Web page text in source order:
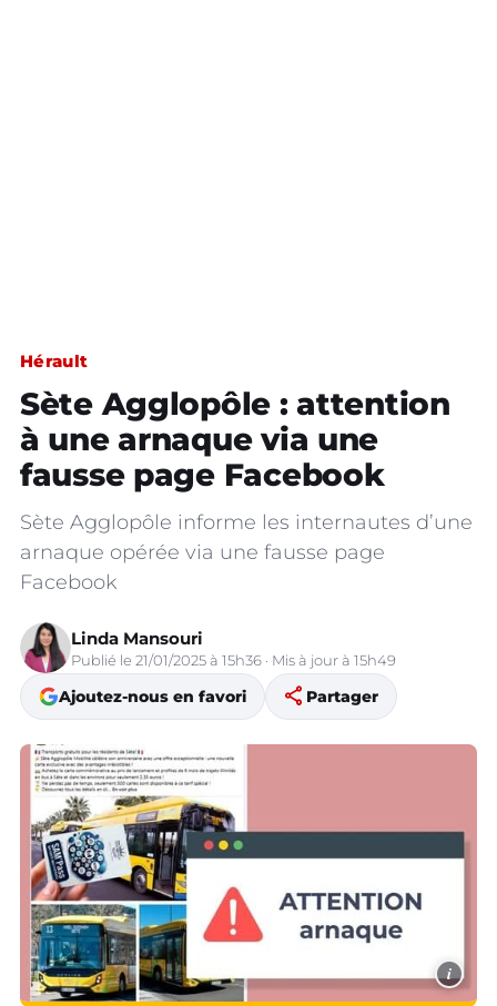
Hérault
Sète Agglopôle : attention
à une arnaque via une
fausse page Facebook
Sète Agglopôle informe les internautes d’une
arnaque opérée via une fausse page
Facebook
Linda Mansouri
Publié le 21/01/2025 à 15h36 · Mis à jour à 15h49
Ajoutez-nous en favori share Partager
i